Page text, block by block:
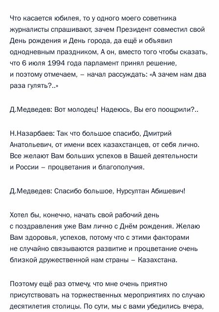
Что касается юбилея, то у одного моего советника
журналисты спрашивают, зачем Президент совместил свой
День рождения и День города, да ещё и объявил
однодневным праздником, А он, вместо того чтобы сказать,
что 6 июля 1994 года парламент принял решение,
и поэтому отмечаем, – начал рассуждать: «А зачем нам два
раза гулять?..»
Д.Медведев: Вот молодец! Надеюсь, Вы его поощрили?..
Н.Назарбаев: Так что большое спасибо, Дмитрий
Анатольевич, от имени всех казахстанцев, от себя лично.
Все желают Вам больших успехов в Вашей деятельности
и России – процветания и благополучия.
Д.Медведев: Спасибо большое, Нурсултан Абишевич!
Хотел бы, конечно, начать свой рабочий день
с поздравления уже Вам лично с Днём рождения. Желаю
Вам здоровья, успехов, потому что с этими факторами
не случайно связываются развитие и процветание очень
близкой дружественной нам страны – Казахстана.
Поэтому ещё раз отмечу, что мне очень приятно
присутствовать на торжественных мероприятиях по случаю
десятилетия столицы. По сути, мы с вами убедились вчера,